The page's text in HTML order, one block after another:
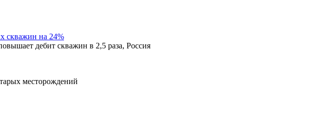
скважин на 24%
дебит скважин в 2,5 раза, Россия
месторождений